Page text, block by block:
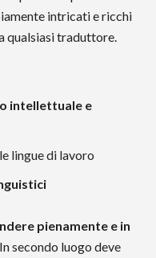
intricati e ricchi
qualsiasi traduttore.
intellettuale e
lingue di lavoro
pienamente e in
secondo luogo deve